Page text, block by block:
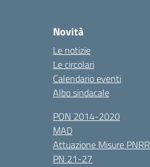
Novità
Le notizie
Le circolari
Calendario eventi
Albo sindacale
PON 2014-2020
MAD
Attuazione Misure PNRR
PN 21-27